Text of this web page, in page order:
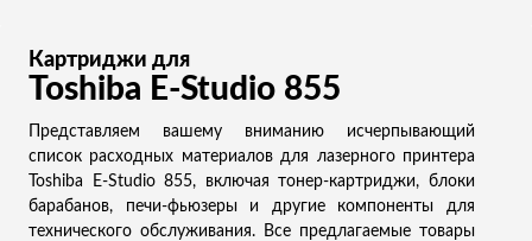
Картриджи для
Toshiba E-Studio 855
Представляем вашему вниманию исчерпывающий
список расходных материалов для лазерного принтера
Toshiba E-Studio 855, включая тонер-картриджи, блоки
барабанов, печи-фьюзеры и другие компоненты для
технического обслуживания. Все предлагаемые товары